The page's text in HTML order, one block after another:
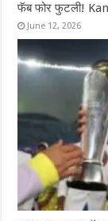
फॅब फोर फुटली!
June 12, 2026